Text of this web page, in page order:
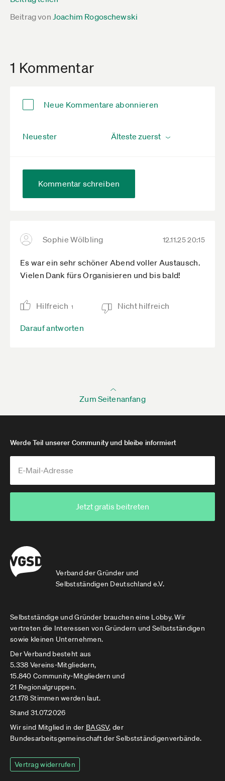
Beitrag von Joachim Rogoschewski
1 Kommentar
Neue Kommentare abonnieren
Neuester
Kommentar schreiben
Sophie Wölbling 12.11.25 20:15
Es war ein sehr schöner Abend voller Austausch.
Vielen Dank fürs Organisieren und bis bald!
Hilfreich 1 Nicht hilfreich
Darauf antworten
Zum Seitenanfang
Verband der Gründer und
Selbstständigen Deutschland e.V.
Werde Teil unserer Community und bleibe informiert
Jetzt gratis beitreten
Selbstständige und Gründer brauchen eine Lobby. Wir
vertreten die Interessen von Gründern und Selbstständigen
sowie kleinen Unternehmen.
Der Verband besteht aus
5.338 Vereins-Mitgliedern,
15.840 Community-Mitgliedern und
21 Regionalgruppen.
21.178 Stimmen werden laut.
Stand 31.07.2026
Wir sind Mitglied in der BAGSV, der
Bundesarbeitsgemeinschaft der Selbstständigenverbände.
Vertrag widerrufen